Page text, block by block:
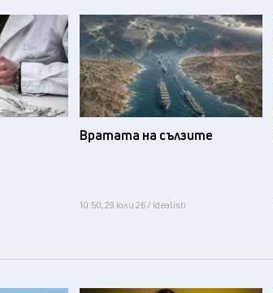
Вратата на сълзите
10:50, 29 юли 26 / Idealisti